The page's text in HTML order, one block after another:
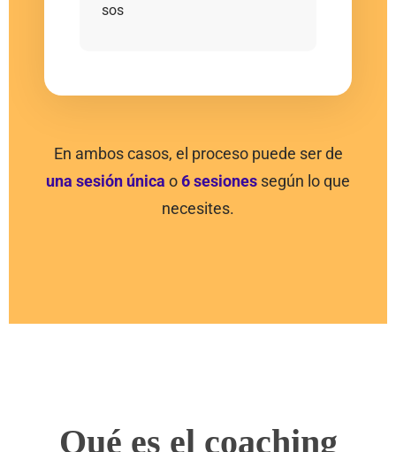
sos
En ambos casos, el proceso puede ser de
una sesión única o6 sesiones según lo que
necesites.
Qué es el coaching